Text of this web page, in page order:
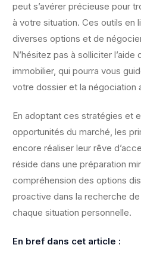
peut s’avérer précieuse pour
à votre situation. Ces outils en
diverses options et de
N’hésitez pas à solliciter l’aide
immobilier, qui pourra vous
votre dossier et la négociation
En adoptant ces stratégies et
opportunités du marché, les
encore réaliser leur rêve
réside dans une préparation
compréhension des options
proactive dans la recherche
chaque situation personnelle.
En bref dans cet article :